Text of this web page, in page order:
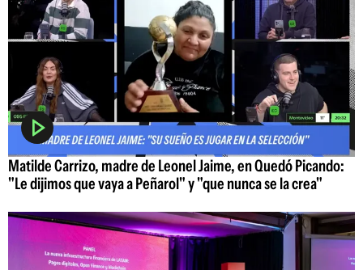
Matilde Carrizo, madre de Leonel Jaime, en Quedó Picando:
"Le dijimos que vaya a Peñarol" y "que nunca se la crea"